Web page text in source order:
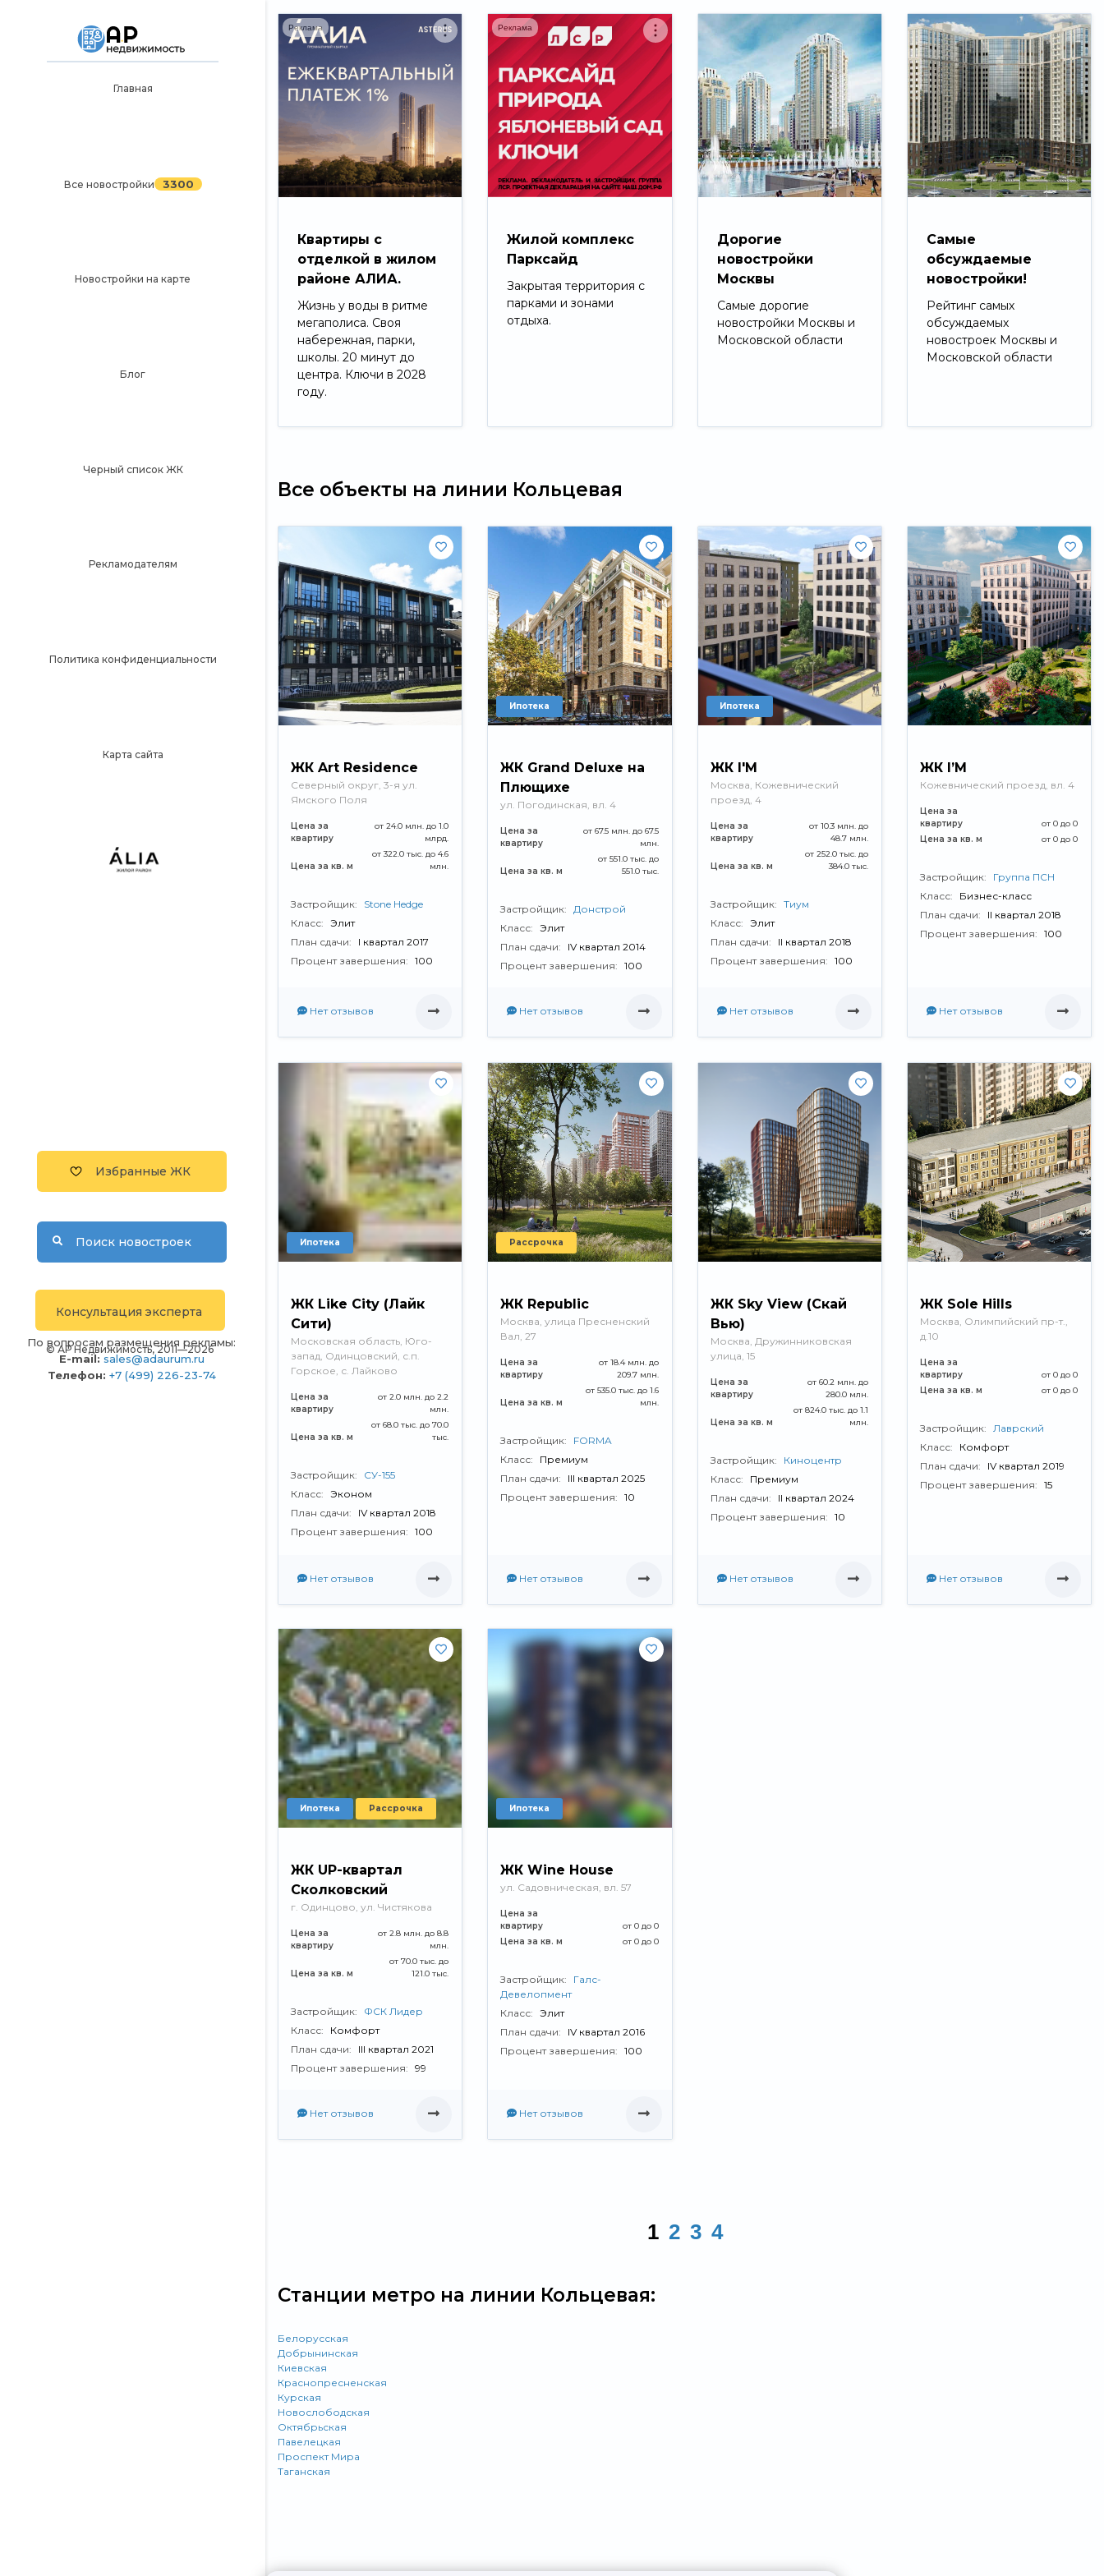
Главная
Все новостройки 3300
Новостройки на карте
Блог
Черный список ЖК
Рекламодателям
Политика конфиденциальности
Карта сайта
Избранные ЖК
Поиск новостроек
По вопросам размещения рекламы:
E-mail: sales@adaurum.ru
Телефон: +7 (499) 226-23-74
Консультация эксперта
© АР Недвижимость, 2011—2026
Квартиры с
отделкой в жилом
районе АЛИА.
Жизнь у воды в ритме
мегаполиса. Своя
набережная, парки,
школы. 20 минут до
центра. Ключи в 2028
году.
Реклама
Жилой комплекс
Парксайд
Закрытая территория с
парками и зонами
отдыха.
Реклама
Дорогие
новостройки
Москвы
Самые дорогие
новостройки Москвы и
Московской области
Самые
обсуждаемые
новостройки!
Рейтинг самых
обсуждаемых
новостроек Москвы и
Московской области
Все объекты на линии Кольцевая
ЖК Art Residence
Северный округ, 3-я ул.
Ямского Поля
Цена за
квартиру
от 24.0 млн. до 1.0
млрд.
Цена за кв. м
от 322.0 тыс. до 4.6
млн.
Застройщик:
Stone Hedge
Класс: Элит
План сдачи:
I квартал 2017
Процент завершения: 100
Нет отзывов
Ипотека
ЖК Grand Deluxe на
Плющихе
ул. Погодинская, вл. 4
Цена за
квартиру
от 67.5 млн. до 67.5
млн.
Цена за кв. м
от 551.0 тыс. до
551.0 тыс.
Застройщик:
Донстрой
Класс:
Элит
План сдачи:
IV квартал 2014
Процент завершения:
100
Нет отзывов
Ипотека
ЖК I'M
Москва, Кожевнический
проезд, 4
Цена за
квартиру
от 10.3 млн. до
48.7 млн.
Цена за кв. м
от 252.0 тыс. до
384.0 тыс.
Застройщик: Тиум
Класс: Элит
План сдачи:
II квартал 2018
Процент завершения: 100
Нет отзывов
ЖК I’M
Кожевнический проезд, вл. 4
Цена за
квартиру
от 0 до 0
Цена за кв. м
от 0 до 0
Застройщик:
Группа ПСН
Класс:
Бизнес-класс
План сдачи:
II квартал 2018
Процент завершения: 100
Нет отзывов
Ипотека
ЖК Like City (Лайк
Сити)
Московская область, Юго-
запад, Одинцовский, с.п.
Горское, с. Лайково
Цена за
квартиру
от 2.0 млн. до 2.2
млн.
Цена за кв. м
от 68.0 тыс. до 70.0
тыс.
Застройщик:
СУ-155
Класс: Эконом
План сдачи:
IV квартал 2018
Процент завершения: 100
Нет отзывов
Рассрочка
ЖК Republic
Москва, улица Пресненский
Вал, 27
Цена за
квартиру
от 18.4 млн. до
209.7 млн.
Цена за кв. м
от 535.0 тыс. до 1.6
млн.
Застройщик:
FORMA
Класс:
Премиум
План сдачи:
III квартал 2025
Процент завершения:
10
Нет отзывов
ЖК Sky View (Скай
Вью)
Москва, Дружинниковская
улица, 15
Цена за
квартиру
от 60.2 млн. до
280.0 млн.
Цена за кв. м
от 824.0 тыс. до 1.1
млн.
Застройщик:
Киноцентр
Класс:
Премиум
План сдачи:
II квартал 2024
Процент завершения: 10
Нет отзывов
ЖК Sole Hills
Москва, Олимпийский пр-т.,
д.10
Цена за
квартиру
от 0 до 0
Цена за кв. м
от 0 до 0
Застройщик: Лаврский
Класс:
Комфорт
План сдачи:
IV квартал 2019
Процент завершения: 15
Нет отзывов
Ипотека Рассрочка
ЖК UP-квартал
Сколковский
г. Одинцово, ул. Чистякова
Цена за
квартиру
от 2.8 млн. до 8.8
млн.
Цена за кв. м
от 70.0 тыс. до
121.0 тыс.
Застройщик:
ФСК Лидер
Класс:
Комфорт
План сдачи:
III квартал 2021
Процент завершения: 99
Нет отзывов
Ипотека
ЖК Wine House
ул. Садовническая, вл. 57
Цена за
квартиру
от 0 до 0
Цена за кв. м
от 0 до 0
Застройщик:
Галс-
Девелопмент
Класс:
Элит
План сдачи:
IV квартал 2016
Процент завершения:
100
Нет отзывов
1 2 3 4
Станции метро на линии Кольцевая:
Белорусская
Добрынинская
Киевская
Краснопресненская
Курская
Новослободская
Октябрьская
Павелецкая
Проспект Мира
Таганская